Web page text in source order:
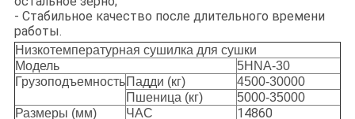
- Стабильное качество после длительного времени
работы.
Низкотемпературная сушилка для сушки
Модель
5HNA-30
Грузоподъемность Падди (кг)
4500-30000
Пшеница (кг)
5000-35000
Размеры (мм)
ЧАС 14860